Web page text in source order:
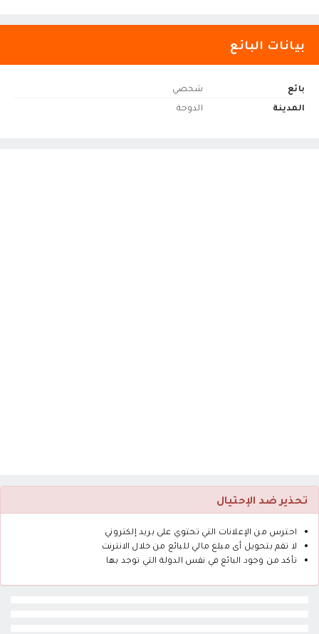
بيانات البائع
بائع
شخصي
المدينة
الدوحة
تحذير ضد الإحتيال
احترس من الإعلانات التي تحتوي على بريد إلكتروني
لا تقم بتحويل أى مبلغ مالي للبائع من خلال الانترنت
تأكد من وجود البائع في نفس الدولة التي توجد بها